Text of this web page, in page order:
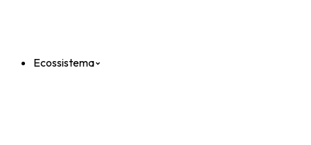
Ecossistema